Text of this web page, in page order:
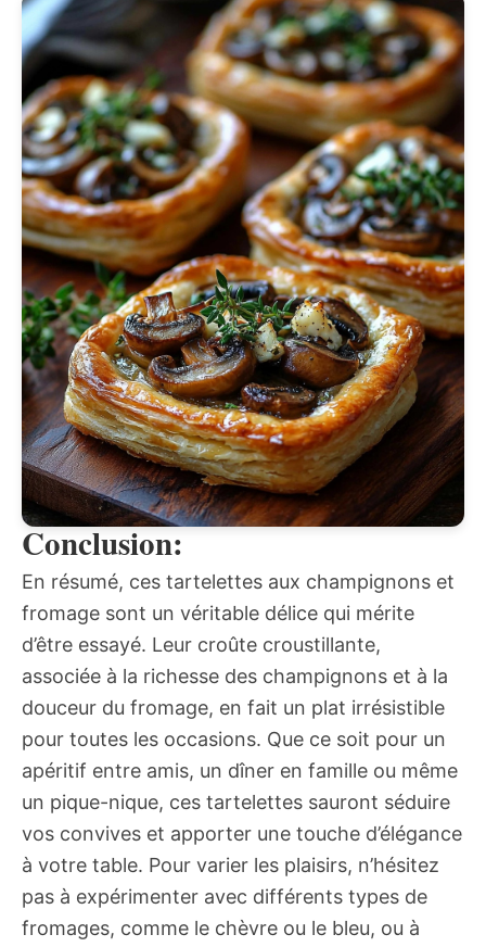
Conclusion:
En résumé, ces tartelettes aux champignons et
fromage sont un véritable délice qui mérite
d’être essayé. Leur croûte croustillante,
associée à la richesse des champignons et à la
douceur du fromage, en fait un plat irrésistible
pour toutes les occasions. Que ce soit pour un
apéritif entre amis, un dîner en famille ou même
un pique-nique, ces tartelettes sauront séduire
vos convives et apporter une touche d’élégance
à votre table. Pour varier les plaisirs, n’hésitez
pas à expérimenter avec différents types de
fromages, comme le chèvre ou le bleu, ou à